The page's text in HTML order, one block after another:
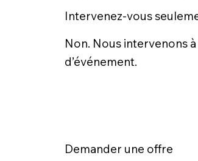
Intervenez-vous
Non. Nous intervenons
d’événement.
Demander une offre